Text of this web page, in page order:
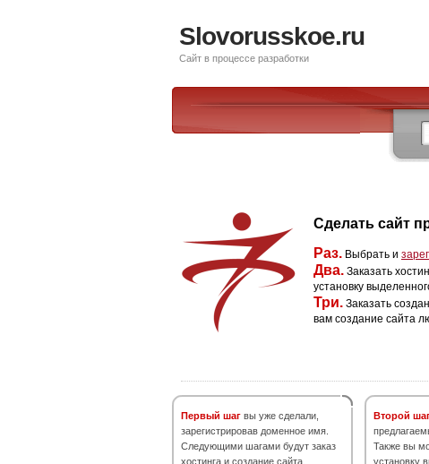
Slovorusskoe.ru
Сайт в процессе разработки
Сделать сайт
Раз. Выбрать и
Два. Заказать
установку
Три. Заказать
вам создание сайта
Первый шаг вы уже сделали,
зарегистрировав доменное имя.
Следующими шагами будут заказ
хостинга и создание сайта.
Второй
Также вы
установку